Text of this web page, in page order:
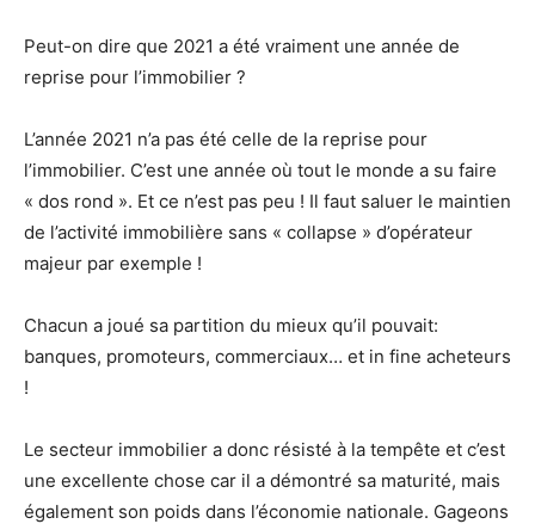
Peut-on dire que 2021 a été vraiment une année de
reprise pour l’immobilier ?
L’année 2021 n’a pas été celle de la reprise pour
l’immobilier. C’est une année où tout le monde a su faire
« dos rond ». Et ce n’est pas peu ! Il faut saluer le maintien
de l’activité immobilière sans « collapse » d’opérateur
majeur par exemple !
Chacun a joué sa partition du mieux qu’il pouvait:
banques, promoteurs, commerciaux… et in fine acheteurs
!
Le secteur immobilier a donc résisté à la tempête et c’est
une excellente chose car il a démontré sa maturité, mais
également son poids dans l’économie nationale. Gageons